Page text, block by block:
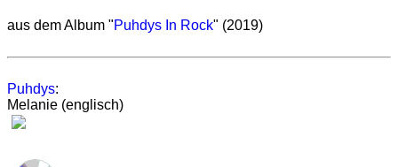
aus dem Album "Puhdys In Rock" (2019)
Puhdys:
Melanie (englisch)